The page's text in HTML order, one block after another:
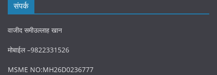
संपर्क
वाजीद समीउल्लाह खान
मोबाईल –9822331526
MSME NO:MH26D0236777